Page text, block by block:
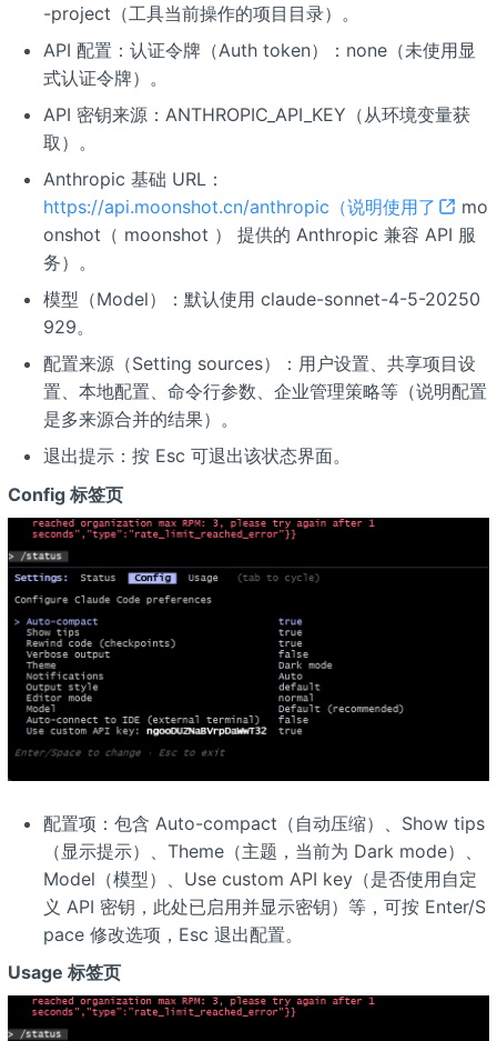
-project（工具当前操作的项目目录）。
API 配置：认证令牌（Auth token）：none（未使用显
式认证令牌）。
API 密钥来源：ANTHROPIC_API_KEY（从环境变量获
取）。
Anthropic 基础 URL：
https://api.moonshot.cn/anthropic（说明使用了
mo
onshot（ moonshot ） 提供的 Anthropic 兼容 API 服
务）。
模型（Model）：默认使用 claude-sonnet-4-5-20250
929。
配置来源（Setting sources）：用户设置、共享项目设
置、本地配置、命令行参数、企业管理策略等（说明配置
是多来源合并的结果）。
退出提示：按 Esc 可退出该状态界面。
Config 标签页
配置项：包含 Auto-compact（自动压缩）、Show tips
（显示提示）、Theme（主题，当前为 Dark mode）、
Model（模型）、Use custom API key（是否使用自定
义 API 密钥，此处已启用并显示密钥）等，可按 Enter/S
pace 修改选项，Esc 退出配置。
Usage 标签页